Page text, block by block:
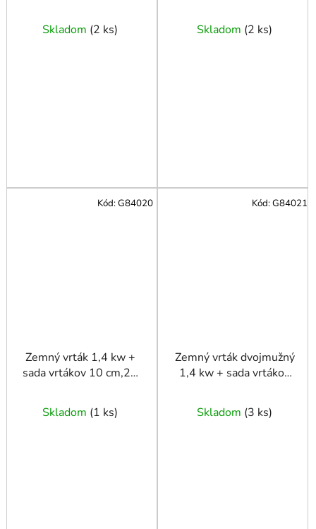
Skladom (2 ks) Skladom (2 ks)
Zemný vrták 1,4 kw +
sada vrtákov 10 cm,20
Skladom (1 ks)
Kód:G84020
Zemný vrták dvojmužný
1,4 kw + sada vrtákov
adaptér 50 cm
Skladom (3 ks)
Kód:G84021